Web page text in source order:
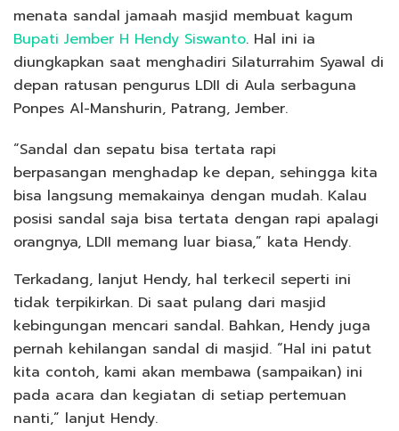
menata sandal jamaah masjid membuat kagum
Bupati Jember H Hendy Siswanto. Hal ini ia
diungkapkan saat menghadiri Silaturrahim Syawal di
depan ratusan pengurus LDII di Aula serbaguna
Ponpes Al-Manshurin, Patrang, Jember.
“Sandal dan sepatu bisa tertata rapi
berpasangan menghadap ke depan, sehingga kita
bisa langsung memakainya dengan mudah. Kalau
posisi sandal saja bisa tertata dengan rapi apalagi
orangnya, LDII memang luar biasa,” kata Hendy.
Terkadang, lanjut Hendy, hal terkecil seperti ini
tidak terpikirkan. Di saat pulang dari masjid
kebingungan mencari sandal. Bahkan, Hendy juga
pernah kehilangan sandal di masjid. “Hal ini patut
kita contoh, kami akan membawa (sampaikan) ini
pada acara dan kegiatan di setiap pertemuan
nanti,” lanjut Hendy.